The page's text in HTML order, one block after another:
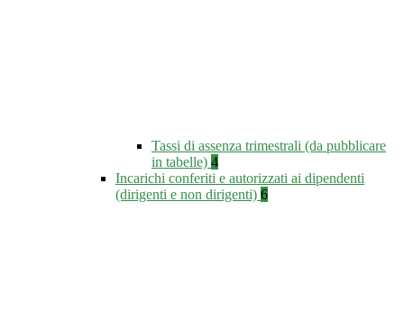
Tassi di assenza trimestrali (da pubblicare
in tabelle) 4
Incarichi conferiti e autorizzati ai dipendenti
(dirigenti e non dirigenti) 6